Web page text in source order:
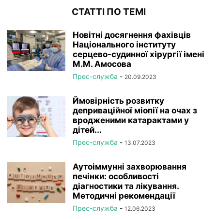
СТАТТІ ПО ТЕМІ
Новітні досягнення фахівців
Національного інституту
серцево-судинної хірургії імeні
М.М. Амосова
Прес-служба - 20.09.2023
Ймовірність розвитку
деприваційної міопії на очах з
вродженими катарактами у
дітей...
Прес-служба - 13.07.2023
Аутоіммунні захворювання
печінки: особливості
діагностики та лікування.
Методичні рекомендації
Прес-служба - 12.06.2023